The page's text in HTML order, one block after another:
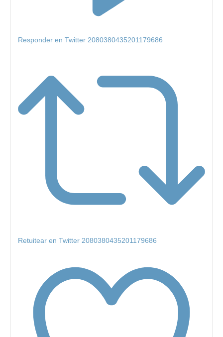
Responder en Twitter 2080380435201179686
Retuitear en Twitter 2080380435201179686